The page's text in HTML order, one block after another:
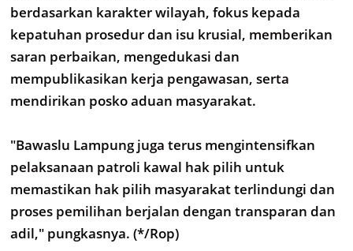
berdasarkan karakter wilayah, fokus kepada
kepatuhan prosedur dan isu krusial, memberikan
saran perbaikan, mengedukasi dan
mempublikasikan kerja pengawasan, serta
mendirikan posko aduan masyarakat.
"Bawaslu Lampung juga terus mengintensifkan
pelaksanaan patroli kawal hak pilih untuk
memastikan hak pilih masyarakat terlindungi dan
proses pemilihan berjalan dengan transparan dan
adil," pungkasnya. (*/Rop)